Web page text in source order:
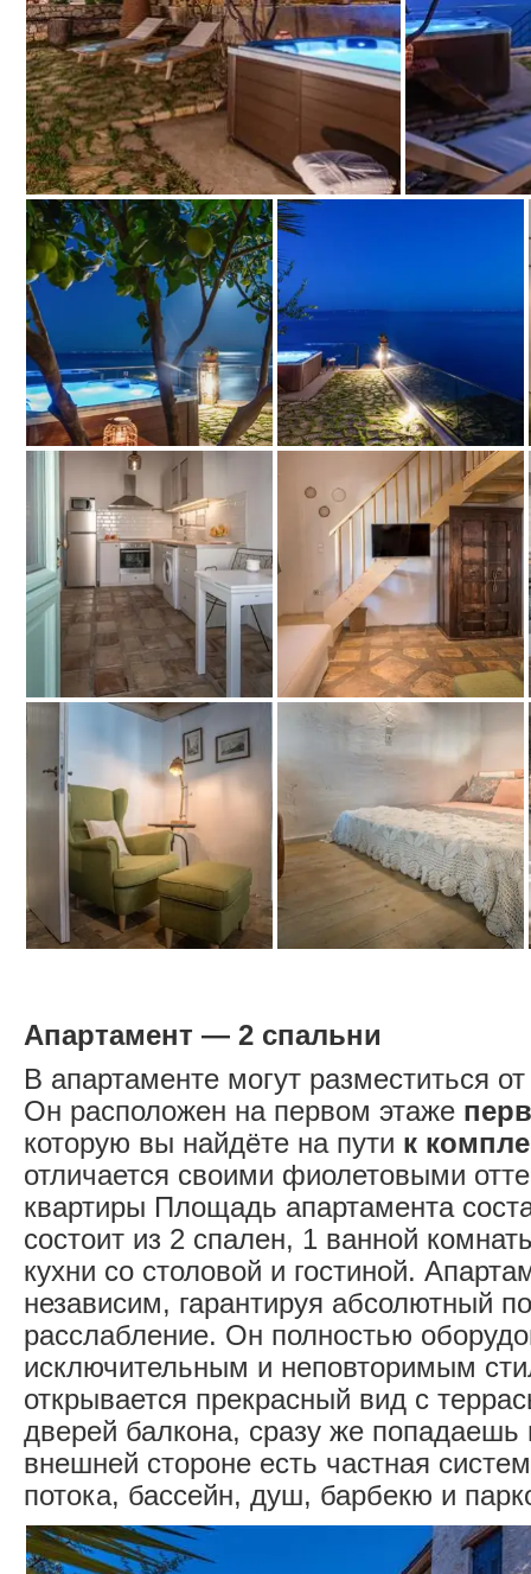
Апартамент — 2 спальни
В апартаменте могут разместиться
Он расположен на первом этаже
которую вы найдёте на пути к
отличается своими фиолетовыми
квартиры Площадь апартамента
состоит из 2 спален, 1 ванной
кухни со столовой и гостиной.
независим, гарантируя абсолютный
расслабление. Он полностью
исключительным и неповторимым
открывается прекрасный вид с
дверей балкона, сразу же попадаешь
внешней стороне есть частная
потока, бассейн, душ, барбекю и